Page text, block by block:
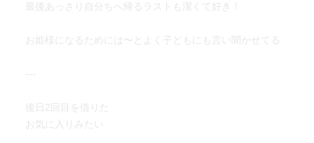
最後あっさり自分ちへ帰るラストも潔くて好き！
お姫様になるためには〜とよく子どもにも言い聞かせてる
---
後日2回目を借りた
お気に入りみたい